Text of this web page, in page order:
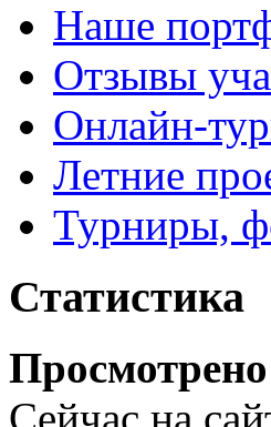
Наше
Отзывы
Онлайн-
Летние
Турниры,
Статистика
Просмотрено